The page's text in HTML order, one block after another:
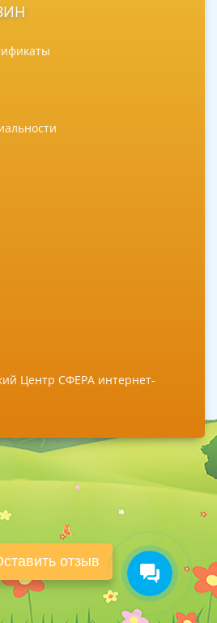
отзыв
Центр СФЕРА интернет-